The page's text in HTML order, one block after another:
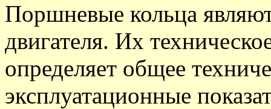
Поршневые кольца
двигателя. Их
определяет общее
эксплуатационные